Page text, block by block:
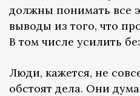
должны понимать все
выводы из того, что
В том числе усилить
Люди, кажется, не
обстоят дела. Они